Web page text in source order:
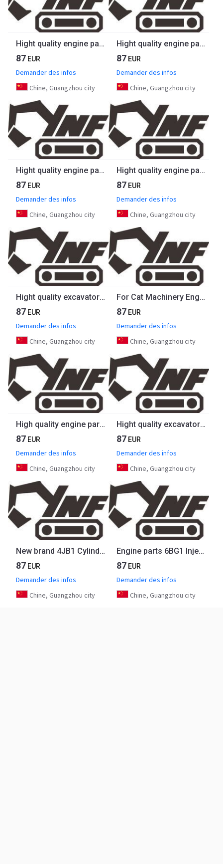
Hight quality engine parts BFM2012 Transfer Lift Pump 04503576 for Deutz
87 EUR
Demander des infos
Chine, Guangzhou city
Hight quality engine parts 4TNV98 4TNV98T engine assy for yanmar
87 EUR
Demander des infos
Chine, Guangzhou city
Hight quality engine parts 4tnv94 4tnv98 solenoid valve 119233-77932 for Yanmar
87 EUR
Demander des infos
Chine, Guangzhou city
Hight quality engine parts V2203 V2403 stop solenoid 1a021-60017 for Kubota
87 EUR
Demander des infos
Chine, Guangzhou city
Hight quality excavator parts 6c8.3 24v solenoid valve 3928160 for Cummins
87 EUR
Demander des infos
Chine, Guangzhou city
For Cat Machinery Engine Parts Fuel Injection Pump 9521A030H Engine C7.1 For E320D2
87 EUR
Demander des infos
Chine, Guangzhou city
High quality engine parts 6D170 S6D170 SA6D170 Cylinder Liner 6162-23-2210 6162232210 for Komatsu
87 EUR
Demander des infos
Chine, Guangzhou city
Hight quality excavator parts 6HK1 injector pump drive gear 8-97601153 for ISUZU
87 EUR
Demander des infos
Chine, Guangzhou city
New brand 4JB1 Cylinder Liner Set Liner Kit for mahle 5-87813182-0 5878131820
87 EUR
Demander des infos
Chine, Guangzhou city
Engine parts 6BG1 Injection Pump 1-15603378-2 1156033782 for ISUZU
87 EUR
Demander des infos
Chine, Guangzhou city